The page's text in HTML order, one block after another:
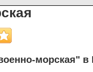
морская"